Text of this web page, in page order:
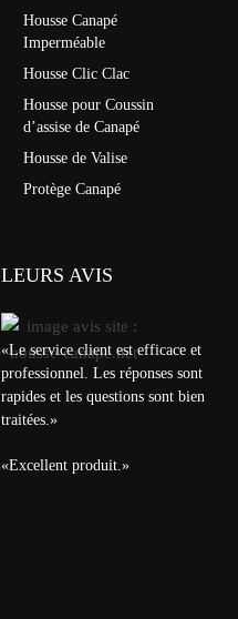
Housse Canapé
Imperméable
Housse Clic Clac
Housse pour Coussin
d’assise de Canapé
Housse de Valise
Protège Canapé
LEURS AVIS
«Le service client est efficace et
professionnel. Les réponses sont
rapides et les questions sont bien
traitées.»
«Excellent produit. »